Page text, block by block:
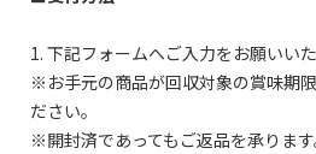
1. 下記フォームへご入力をお願いいた
※お手元の商品が回収対象の賞味期
ださい。
※開封済であってもご返品を承ります